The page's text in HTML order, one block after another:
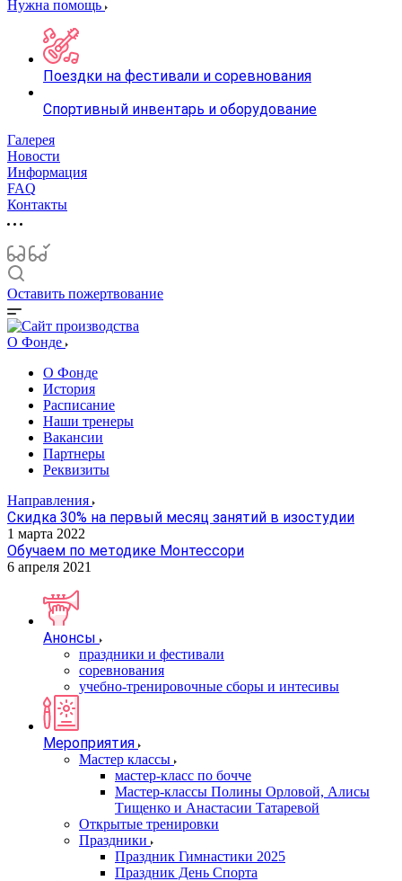
Нужна помощь
Поездки на фестивали и соревнования
Спортивный инвентарь и оборудование
Галерея
Новости
Информация
FAQ
Контакты
Оставить пожертвование
О Фонде
О Фонде
История
Расписание
Наши тренеры
Вакансии
Партнеры
Реквизиты
Направления
Скидка 30% на первый месяц занятий в изостудии
1 марта 2022
Обучаем по методике Монтессори
6 апреля 2021
Анонсы
праздники и фестивали
соревнования
учебно-тренировочные сборы и интесивы
Мероприятия
Мастер классы
мастер-класс по бочче
Мастер-классы Полины Орловой, Алисы
Тищенко и Анастасии Татаревой
Открытые тренировки
Праздники
Праздник Гимнастики 2025
Праздник День Спорта